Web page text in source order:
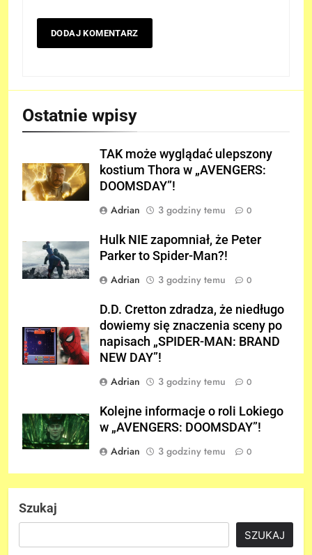
Ostatnie wpisy
TAK może wyglądać ulepszony
kostium Thora w „AVENGERS:
DOOMSDAY”!
Adrian
3 godziny temu 0
Hulk NIE zapomniał, że Peter
Parker to Spider-Man?!
Adrian
3 godziny temu 0
D.D. Cretton zdradza, że niedługo
dowiemy się znaczenia sceny po
napisach „SPIDER-MAN: BRAND
NEW DAY”!
Adrian
3 godziny temu 0
Kolejne informacje o roli Lokiego
w „AVENGERS: DOOMSDAY”!
Adrian
3 godziny temu 0
Szukaj
SZUKAJ